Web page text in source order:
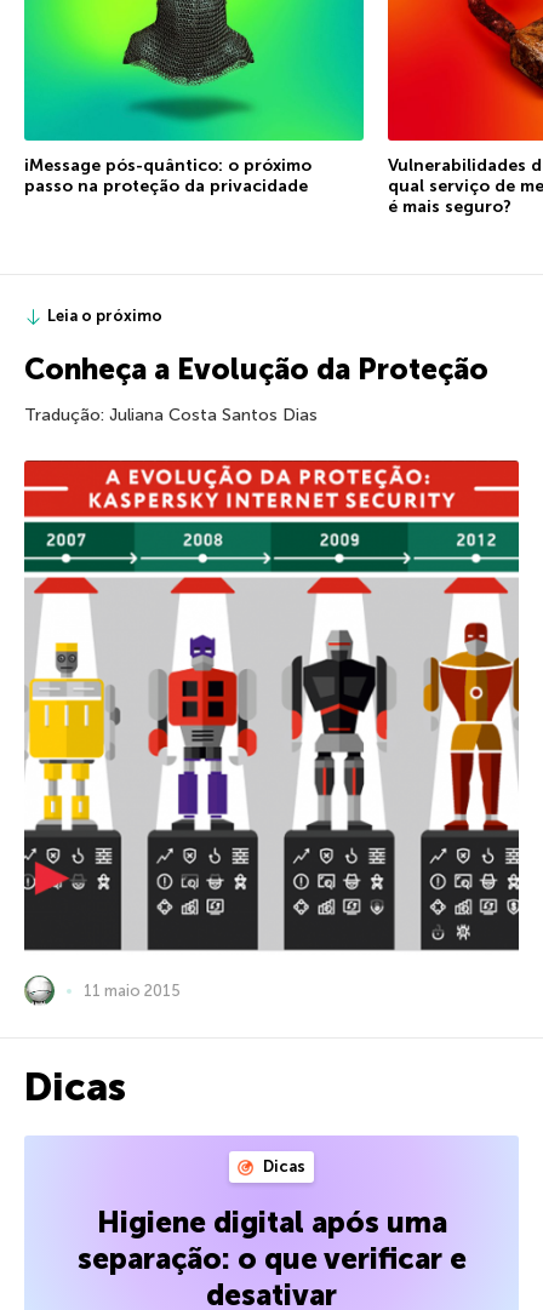
iMessage pós-quântico: o próximo
passo na proteção da privacidade
Vulnerabilidades
qual serviço de
é mais seguro?
Leia o próximo
Conheça a Evolução da Proteção
Tradução: Juliana Costa Santos Dias
11 maio 2015
Dicas
Dicas
Higiene digital após uma
separação: o que verificar e
desativar